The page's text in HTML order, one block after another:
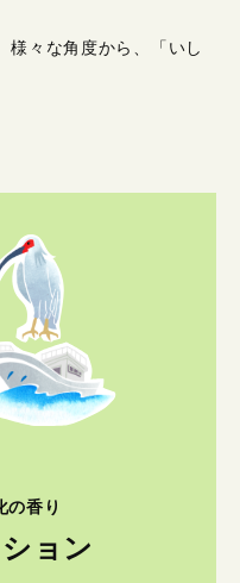
様々な角度から、「いし
の香り
ョン